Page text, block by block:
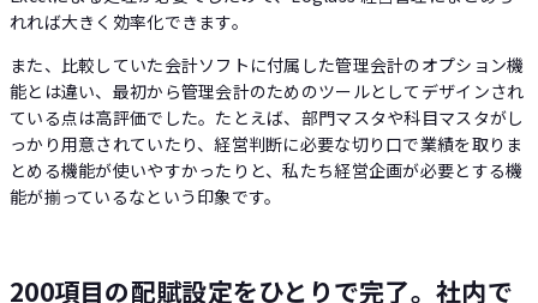
れれば大きく効率化できます。
また、比較していた会計ソフトに付属した管理会計のオプション機
能とは違い、最初から管理会計のためのツールとしてデザインされ
ている点は高評価でした。たとえば、部門マスタや科目マスタがし
っかり用意されていたり、経営判断に必要な切り口で業績を取りま
とめる機能が使いやすかったりと、私たち経営企画が必要とする機
能が揃っているなという印象です。
200項目の配賦設定をひとりで完了。社内で